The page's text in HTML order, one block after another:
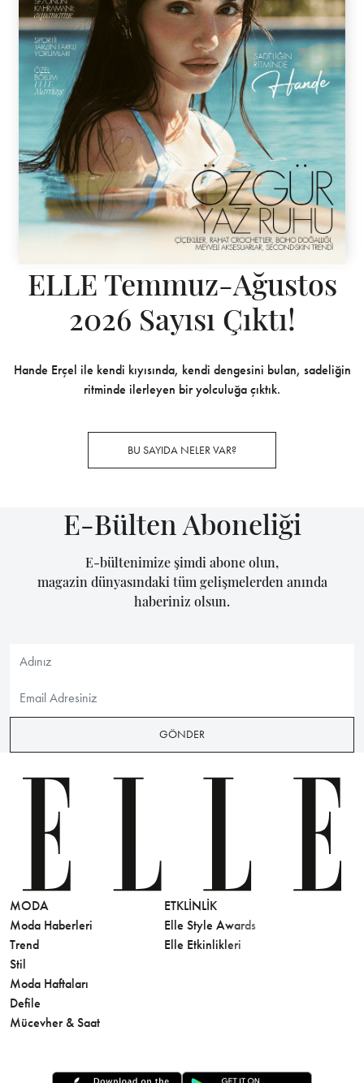
ELLE Temmuz-Ağustos
2026 Sayısı Çıktı!
Hande Erçel ile kendi kıyısında, kendi dengesini bulan, sadeliğin
ritminde ilerleyen bir yolculuğa çıktık.
BU SAYIDA NELER VAR?
E-Bülten Aboneliği
E-bültenimize şimdi abone olun,
magazin dünyasındaki tüm gelişmelerden anında
haberiniz olsun.
GÖNDER
MODA
Moda Haberleri
Trend
Stil
Moda Haftaları
Defile
Mücevher & Saat
ETKLINLIK
Elle Style Awards
Elle Etkinlikleri